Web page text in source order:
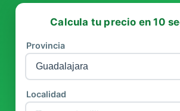
Calcula tu precio en 10
Provincia
Localidad